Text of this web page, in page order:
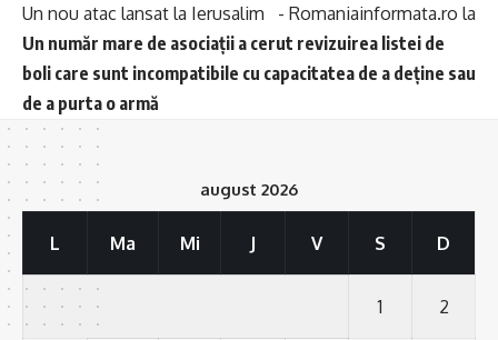
Un nou atac lansat la Ierusalim - Romaniainformata.ro la
Un număr mare de asociații a cerut revizuirea listei de
boli care sunt incompatibile cu capacitatea de a deține sau
de a purta o armă
august 2026
L Ma Mi J V S D
1 2